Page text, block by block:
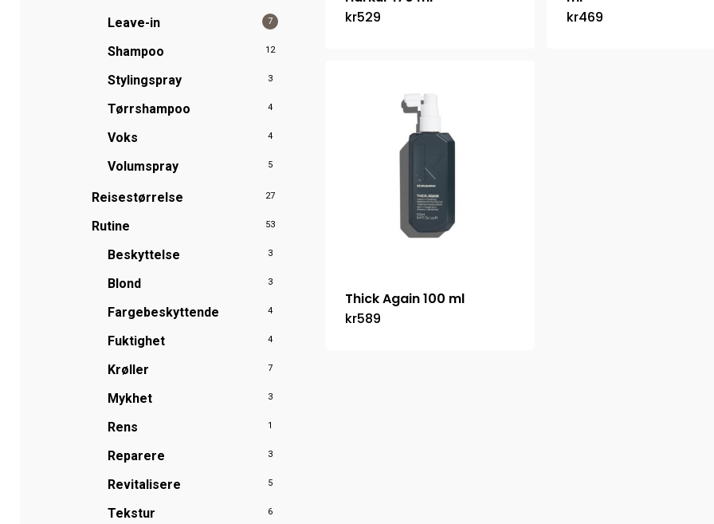
Leave-in 7
Shampoo 12
Stylingspray 3
Tørrshampoo 4
Voks 4
Volumspray 5
Reisestørrelse 27
Rutine 53
Beskyttelse 3
Blond 3
Fargebeskyttende 4
Fuktighet 4
Krøller 7
Mykhet 3
Rens 1
Reparere 3
Revitalisere 5
Tekstur 6
kr529
kr469
Thick Again 100 ml
kr589